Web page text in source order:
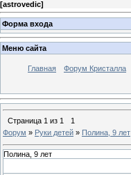
[astrovedic]
Форма входа
Меню сайта
Главная Форум Кристалла
Страница 1 из 1
1
Форум » Руки детей » Полина, 9 лет
Полина, 9 лет